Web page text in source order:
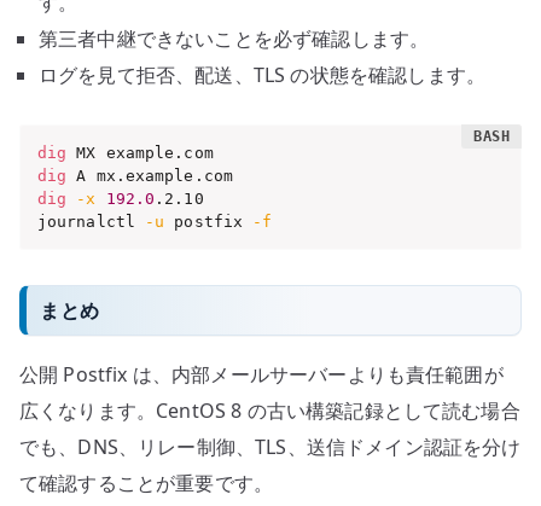
第三者中継できないことを必ず確認します。
ログを見て拒否、配送、TLS の状態を確認します。
dig
MX example.com
dig
A mx.example.com
dig
-x 192.0 .2.10
journalctl
-u postfix -f
まとめ
公開 Postfix は、内部メールサーバーよりも責任範囲が
広くなります。CentOS 8 の古い構築記録として読む場合
でも、DNS、リレー制御、TLS、送信ドメイン認証を分け
て確認することが重要です。